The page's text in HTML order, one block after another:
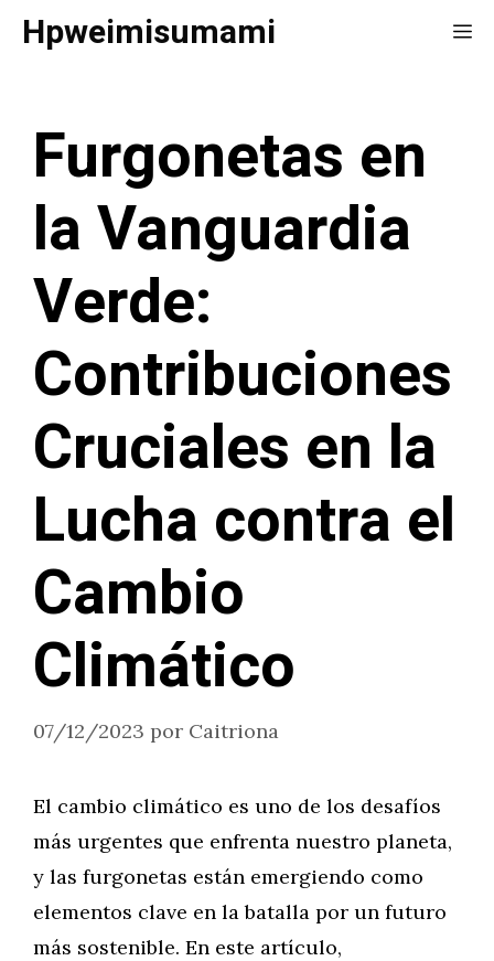
SaltarHpweimisumami
Furgonetas en
la Vanguardia
Verde:
Contribuciones
Cruciales en la
Lucha contra el
Cambio
Climático
07/12/2023 por Caitriona
El cambio climático es uno de los desafíos
más urgentes que enfrenta nuestro planeta,
y las furgonetas están emergiendo como
elementos clave en la batalla por un futuro
más sostenible. En este artículo,